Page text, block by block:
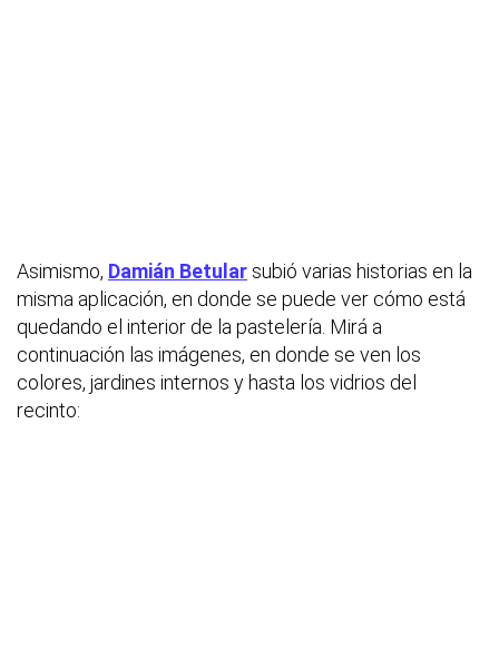
Asimismo, Damián Betular subió varias historias en la
misma aplicación, en donde se puede ver cómo está
quedando el interior de la pastelería. Mirá a
continuación las imágenes, en donde se ven los
colores, jardines internos y hasta los vidrios del
recinto: